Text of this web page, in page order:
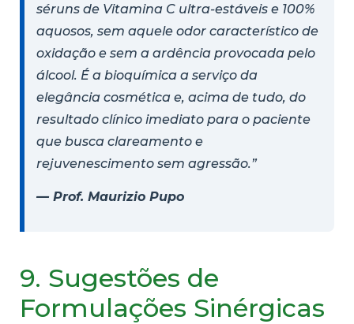
séruns de Vitamina C ultra-estáveis e 100%
aquosos, sem aquele odor característico de
oxidação e sem a ardência provocada pelo
álcool. É a bioquímica a serviço da
elegância cosmética e, acima de tudo, do
resultado clínico imediato para o paciente
que busca clareamento e
rejuvenescimento sem agressão.”
— Prof. Maurizio Pupo
9. Sugestões de
Formulações Sinérgicas